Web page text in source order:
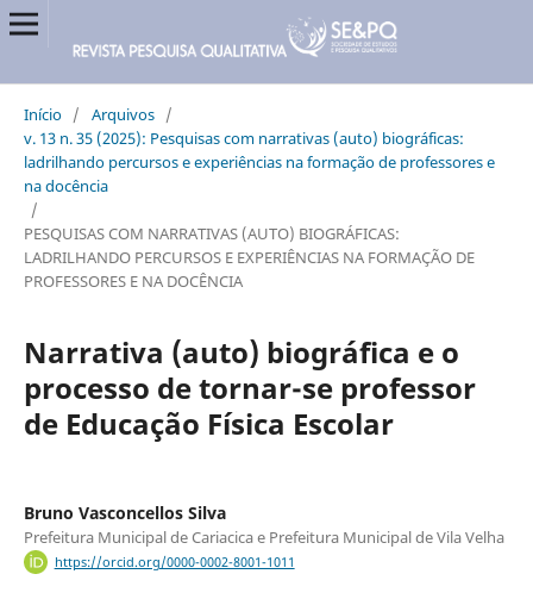
Início / Arquivos /
v. 13 n. 35 (2025): Pesquisas com narrativas (auto) biográficas:
ladrilhando percursos e experiências na formação de professores e
na docência
/
PESQUISAS COM NARRATIVAS (AUTO) BIOGRÁFICAS:
LADRILHANDO PERCURSOS E EXPERIÊNCIAS NA FORMAÇÃO DE
PROFESSORES E NA DOCÊNCIA
Narrativa (auto) biográfica e o
processo de tornar-se professor
de Educação Física Escolar
Bruno Vasconcellos Silva
Prefeitura Municipal de Cariacica e Prefeitura Municipal de Vila Velha
https://orcid.org/0000-0002-8001-1011